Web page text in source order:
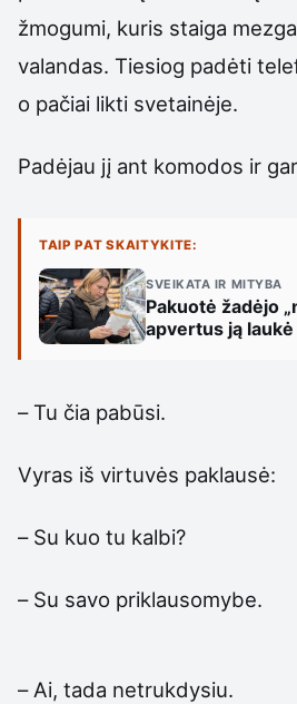
žmogumi, kuris staiga
valandas. Tiesiog padėti
o pačiai likti svetainėje.
Padėjau jį ant komodos ir
TAIP PAT SKAITYKITE:
SVEIKATA IR MITYBA
Pakuotė žadėjo
apvertus ją
– Tu čia pabūsi.
Vyras iš virtuvės paklausė:
– Su kuo tu kalbi?
– Su savo priklausomybe.
– Ai, tada netrukdysiu.